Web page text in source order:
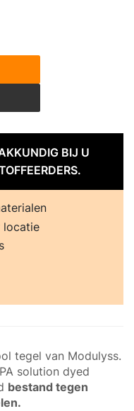
BIJ U
locatie
tegel van Modulyss.
solution dyed
bestand tegen